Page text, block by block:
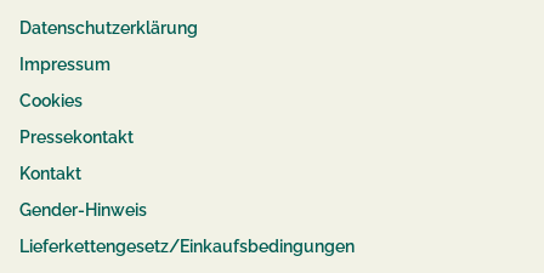
Datenschutzerklärung
Impressum
Cookies
Pressekontakt
Kontakt
Gender-Hinweis
Lieferkettengesetz/Einkaufsbedingungen